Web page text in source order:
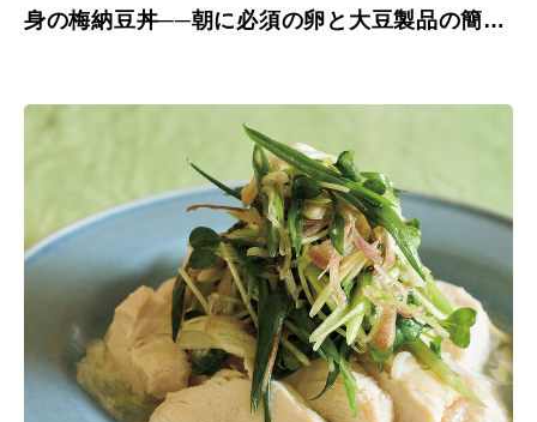
身の梅納豆丼──朝に必須の卵と大豆製品の簡単